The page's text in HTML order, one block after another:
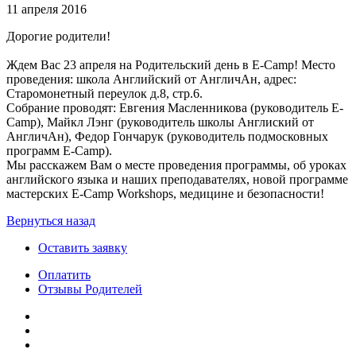
11 апреля 2016
Дорогие родители!
Ждем Вас 23 апреля на Родительский день в E-Camp! Место
проведения: школа Английский от АнгличАн, адрес:
Старомонетный переулок д.8, стр.6.
Собрание проводят: Евгения Масленникова (руководитель E-
Camp), Майкл Лэнг (руководитель школы Англиский от
АнгличАн), Федор Гончарук (руководитель подмосковных
программ E-Camp).
Мы расскажем Вам о месте проведения программы, об уроках
английского языка и наших преподавателях, новой программе
мастерских E-Camp Workshops, медицине и безопасности!
Вернуться назад
Оставить заявку
Оплатить
Отзывы Родителей